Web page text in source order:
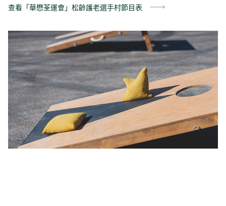
查看「華懋荃運會」松齡護老選手村節目表